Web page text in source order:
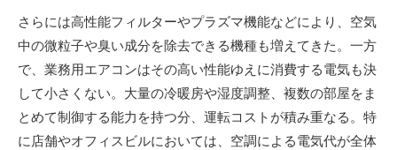
さらには高性能フィルターやプラズマ機能などにより、空気
中の微粒子や臭い成分を除去できる機種も増えてきた。一方
で、業務用エアコンはその高い性能ゆえに消費する電気も決
して小さくない。大量の冷暖房や湿度調整、複数の部屋をま
とめて制御する能力を持つ分、運転コストが積み重なる。特
に店舗やオフィスビルにおいては、空調による電気代が全体